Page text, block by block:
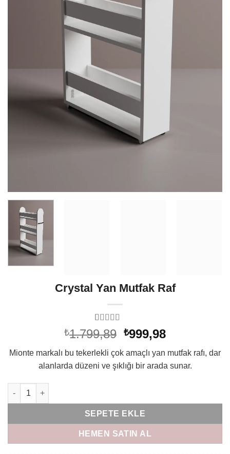
Crystal Yan Mutfak Raf
44
müşteri
puanına
5 üzerinden
4.7 puan
aldı
₺1.799,89 Orijinal
₺1.799,89.
₺999,98Şu
fiyat:
₺999,98.
Mionte markalı bu tekerlekli çok amaçlı yan mutfak rafı, dar
alanlarda düzeni ve şıklığı bir arada sunar.
Crystal Yan Mutfak Raf adet
SEPETE EKLE
HEMEN SATIN AL